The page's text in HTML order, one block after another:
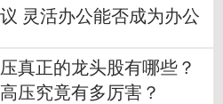
灵活办公能否成为办公
真正的龙头股有哪些？
压究竟有多厉害？